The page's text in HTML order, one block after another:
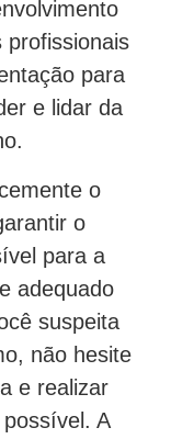
profissionais
para
e lidar da
o
o
para a
adequado
suspeita
não hesite
e realizar
A